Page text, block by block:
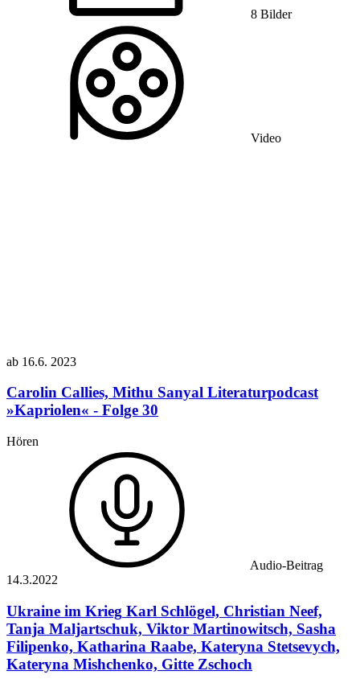
8 Bilder
Video
ab 16.6. 2023
Carolin Callies, Mithu Sanyal Literaturpodcast
»Kapriolen« - Folge 30
Hören
Audio-Beitrag
14.3.2022
Ukraine im Krieg Karl Schlögel, Christian Neef,
Tanja Maljartschuk, Viktor Martinowitsch, Sasha
Filipenko, Katharina Raabe, Kateryna Stetsevych,
Kateryna Mishchenko, Gitte Zschoch